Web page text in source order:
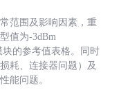
范围及影响因素，重
值为-3dBm
块的参考值表格。同时
耗、连接器问题）及
能问题。